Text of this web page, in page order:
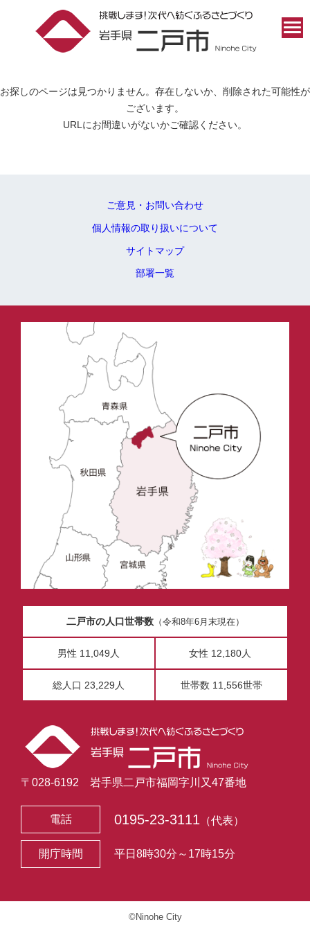
お探しのページは見つかりません。存在しないか、削除された可能性が
ございます。
URLにお間違いがないかご確認ください。
ご意見・お問い合わせ
個人情報の取り扱いについて
サイトマップ
部署一覧
二戸市の人口世帯数（令和8年6月末現在）
男性 11,049人 女性 12,180人
総人口 23,229人 世帯数 11,556世帯
〒028-6192 岩手県二戸市福岡字川又47番地
電話 0195-23-3111 （代表）
開庁時間 平日8時30分～17時15分
©Ninohe City